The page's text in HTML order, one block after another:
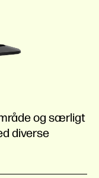
og særligt
diverse